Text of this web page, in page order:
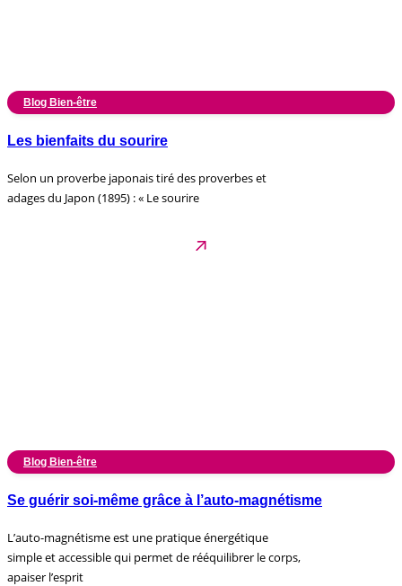
Blog Bien-être
Les bienfaits du sourire
Selon un proverbe japonais tiré des proverbes et
adages du Japon (1895) : « Le sourire
Blog Bien-être
Se guérir soi-même grâce à l’auto-magnétisme
L’auto-magnétisme est une pratique énergétique
simple et accessible qui permet de rééquilibrer le corps,
apaiser l’esprit